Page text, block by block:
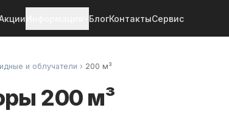
БлогКонтактыСервис
и облучатели › 200 м³
200 м³